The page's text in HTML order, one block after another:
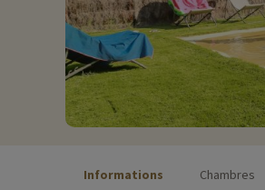
Informations Chambres